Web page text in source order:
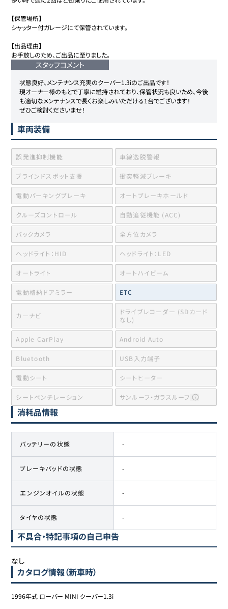
【保管場所】
シャッター付ガレージにて保管されています。
【出品理由】
お手放しのため、ご出品に至りました。
スタッフコメント
状態良好、メンテナンス充実のクーパー1.3iのご出品です！
現オーナー様のもとで丁寧に維持されており、保管状況も良いため、今後
も適切なメンテナンスで長くお楽しみいただける1台でございます！
ぜひご検討くださいませ！
車両装備
誤発進抑制機能 車線逸脱警報
ブラインドスポット支援 衝突軽減ブレーキ
電動パーキングブレーキ オートブレーキホールド
クルーズコントロール 自動追従機能 (ACC)
バックカメラ 全方位カメラ
ヘッドライト：HID ヘッドライト：LED
オートライト オートハイビーム
電動格納ドアミラー ETC
カーナビ
ドライブレコーダー (SDカード
なし)
Apple CarPlay Android Auto
Bluetooth USB入力端子
電動シート シートヒーター
シートベンチレーション サンルーフ・ガラスルーフ
消耗品情報
バッテリーの状態 -
ブレーキパッドの状態 -
エンジンオイルの状態 -
タイヤの状態 -
不具合・特記事項の自己申告
なし
カタログ情報（新車時）
1996年式 ローバー MINI クーパー1.3i